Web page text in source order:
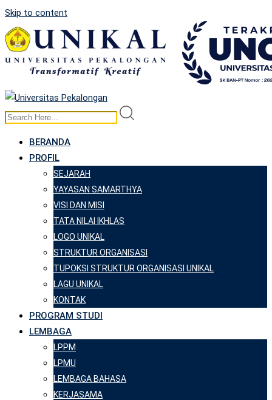
Skip to content
BERANDA
PROFIL
SEJARAH
YAYASAN SAMARTHYA
VISI DAN MISI
TATA NILAI IKHLAS
LOGO UNIKAL
STRUKTUR ORGANISASI
TUPOKSI STRUKTUR ORGANISASI UNIKAL
LAGU UNIKAL
KONTAK
PROGRAM STUDI
LEMBAGA
LPPM
LPMU
LEMBAGA BAHASA
KERJASAMA